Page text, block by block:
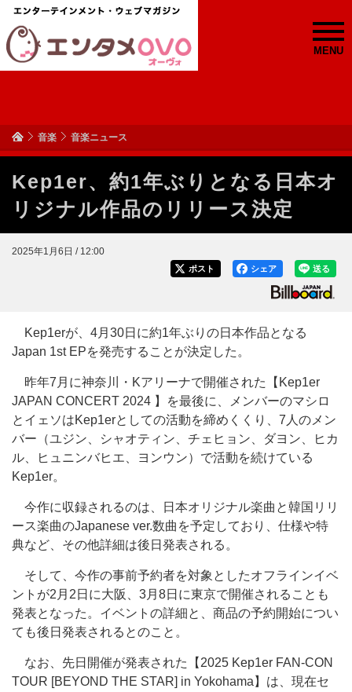
MENU
音楽 音楽ニュース
Kep1er、約1年ぶりとなる日本オ
リジナル作品のリリース決定
2025年1月6日 / 12:00
送る
シェア
ポスト
Kep1erが、4月30日に約1年ぶりの日本作品となる
Japan 1st EPを発売することが決定した。
昨年7月に神奈川・Kアリーナで開催された【Kep1er
JAPAN CONCERT 2024 】を最後に、メンバーのマシロ
とイェソはKep1erとしての活動を締めくくり、7人のメン
バー（ユジン、シャオティン、チェヒョン、ダヨン、ヒカ
ル、ヒュニンバヒエ、ヨンウン）で活動を続けている
Kep1er。
今作に収録されるのは、日本オリジナル楽曲と韓国リリ
ース楽曲のJapanese ver.数曲を予定しており、仕様や特
典など、その他詳細は後日発表される。
そして、今作の事前予約者を対象としたオフラインイベ
ントが2月2日に大阪、3月8日に東京で開催されることも
発表となった。イベントの詳細と、商品の予約開始につい
ても後日発表されるとのこと。
なお、先日開催が発表された【2025 Kep1er FAN-CON
TOUR [BEYOND THE STAR] in Yokohama】は、現在セ